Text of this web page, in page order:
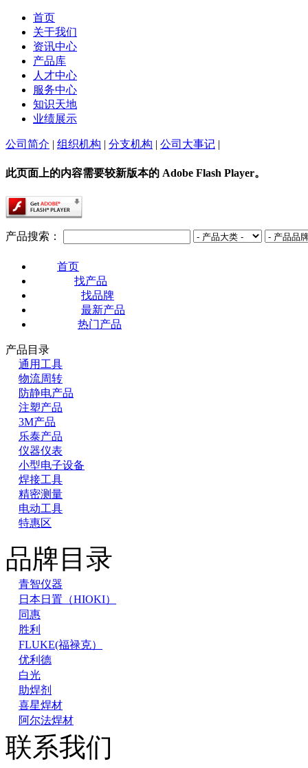
首页
关于我们
资讯中心
产品库
人才中心
服务中心
知识天地
业绩展示
公司简介 | 组织机构 | 分支机构 | 公司大事记 |
此页面上的内容需要较新版本的 Adobe Flash Player。
产品搜索：
首页
找产品
找品牌
最新产品
热门产品
产品目录
通用工具
物流周转
防静电产品
注塑产品
3M产品
乐泰产品
仪器仪表
小型电子设备
焊接工具
精密测量
电动工具
特惠区
品牌目录
青智仪器
日本日置（HIOKI）
同惠
胜利
FLUKE(福禄克）
优利德
白光
助焊剂
喜星焊材
阿尔法焊材
联系我们